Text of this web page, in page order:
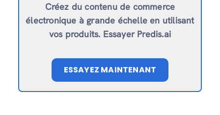
Créez du contenu de commerce
électronique à grande échelle en utilisant
vos produits. Essayer Predis.ai
ESSAYEZ MAINTENANT